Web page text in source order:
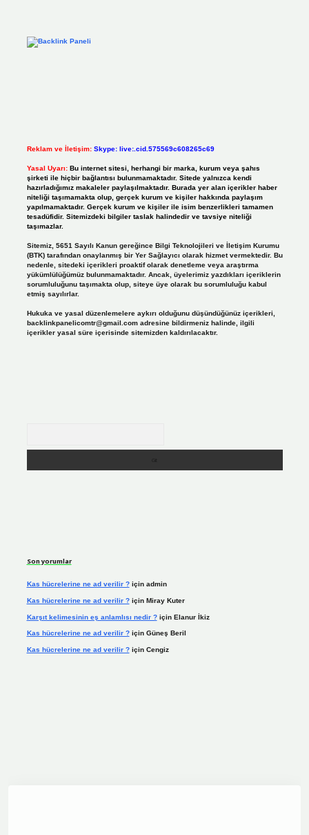
Reklam ve İletişim: Skype: live:.cid.575569c608265c69
Yasal Uyarı: Bu internet sitesi, herhangi bir marka, kurum veya şahıs
şirketi ile hiçbir bağlantısı bulunmamaktadır. Sitede yalnızca kendi
hazırladığımız makaleler paylaşılmaktadır. Burada yer alan içerikler haber
niteliği taşımamakta olup, gerçek kurum ve kişiler hakkında paylaşım
yapılmamaktadır. Gerçek kurum ve kişiler ile isim benzerlikleri tamamen
tesadüfidir. Sitemizdeki bilgiler taslak halindedir ve tavsiye niteliği
taşımazlar.
Sitemiz, 5651 Sayılı Kanun gereğince Bilgi Teknolojileri ve İletişim Kurumu
(BTK) tarafından onaylanmış bir Yer Sağlayıcı olarak hizmet vermektedir. Bu
nedenle, sitedeki içerikleri proaktif olarak denetleme veya araştırma
yükümlülüğümüz bulunmamaktadır. Ancak, üyelerimiz yazdıkları içeriklerin
sorumluluğunu taşımakta olup, siteye üye olarak bu sorumluluğu kabul
etmiş sayılırlar.
Hukuka ve yasal düzenlemelere aykırı olduğunu düşündüğünüz içerikleri,
backlinkpanelicomtr@gmail.comadresine bildirmeniz halinde, ilgili
içerikler yasal süre içerisinde sitemizden kaldırılacaktır.
Son yorumlar
Kas hücrelerine ne ad verilir ?için admin
Kas hücrelerine ne ad verilir ?için Miray Kuter
Karşıt kelimesinin eş anlamlısı nedir ?için Elanur İkiz
Kas hücrelerine ne ad verilir ?için Güneş Beril
Kas hücrelerine ne ad verilir ?için Cengiz